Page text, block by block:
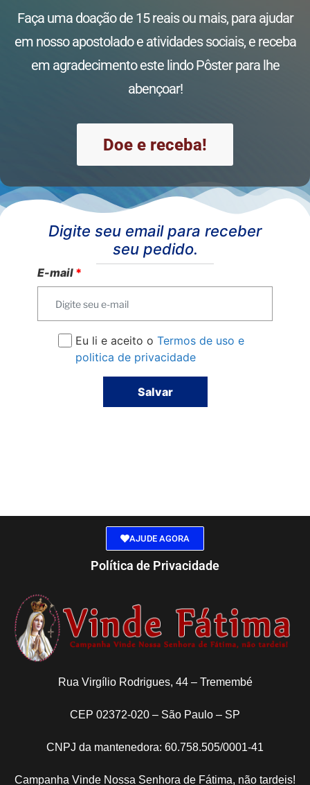
Faça uma doação de 15 reais ou mais, para ajudar
em nosso apostolado e atividades sociais, e receba
em agradecimento este lindo Pôster para lhe
abençoar!
Doe e receba!
Digite seu email para receber
seu pedido.
E-mail *
Eu li e aceito o Termos de uso e
politica de privacidade
Salvar
AJUDE AGORA
Política de Privacidade
Rua Virgílio Rodrigues, 44 – Tremembé
CEP 02372-020 – São Paulo – SP
CNPJ da mantenedora: 60.758.505/0001-41
Campanha Vinde Nossa Senhora de Fátima, não tardeis!